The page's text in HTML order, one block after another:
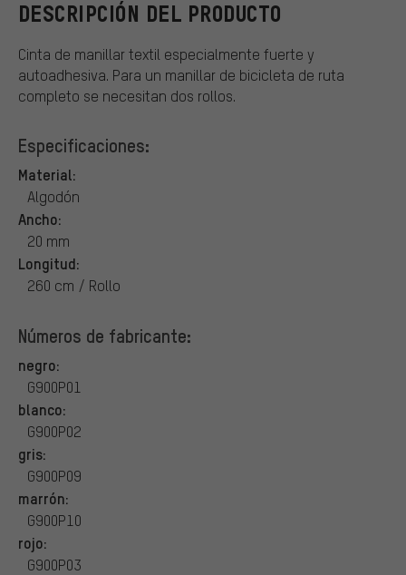
DESCRIPCIÓN DEL PRODUCTO
Cinta de manillar textil especialmente fuerte y
autoadhesiva. Para un manillar de bicicleta de ruta
completo se necesitan dos rollos.
Especificaciones:
Material:
Algodón
Ancho:
20 mm
Longitud:
260 cm / Rollo
Números de fabricante:
negro:
G900P01
blanco:
G900P02
gris:
G900P09
marrón:
G900P10
rojo:
G900P03